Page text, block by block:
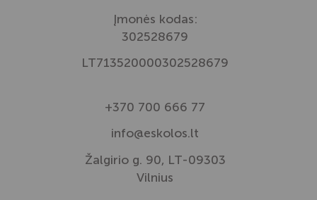
Įmonės kodas:
302528679
LT713520000302528679
+370 700 666 77
info@eskolos.lt
Žalgirio g. 90, LT-09303
Vilnius